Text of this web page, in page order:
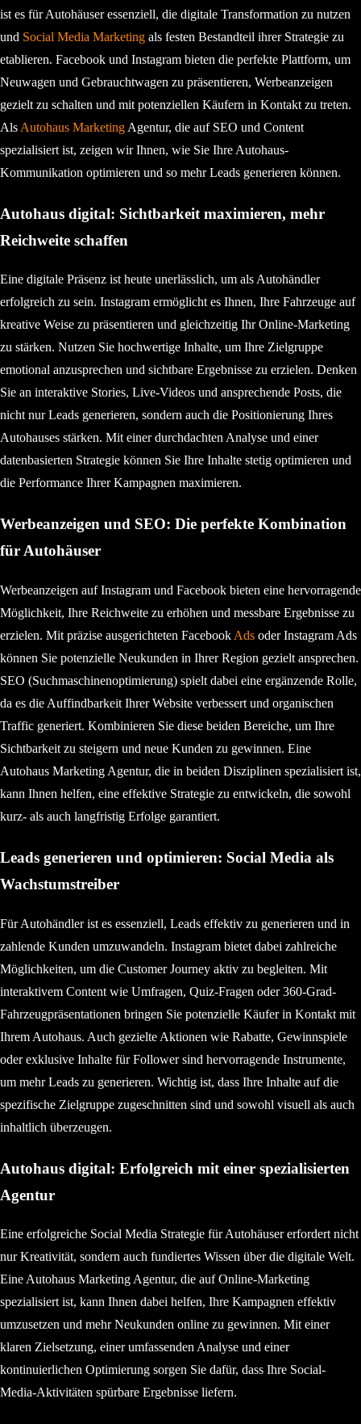
ist es für Autohäuser essenziell, die digitale Transformation zu nutzen
und Social Media Marketingals festen Bestandteil ihrer Strategie zu
etablieren. Facebook und Instagram bieten die perfekte Plattform, um
Neuwagen und Gebrauchtwagen zu präsentieren, Werbeanzeigen
gezielt zu schalten und mit potenziellen Käufern in Kontakt zu treten.
Als Autohaus MarketingAgentur, die auf SEO und Content
spezialisiert ist, zeigen wir Ihnen, wie Sie Ihre Autohaus-
Kommunikation optimieren und so mehr Leads generieren können.
Autohaus digital: Sichtbarkeit maximieren, mehr
Reichweite schaffen
Eine digitale Präsenz ist heute unerlässlich, um als Autohändler
erfolgreich zu sein. Instagram ermöglicht es Ihnen, Ihre Fahrzeuge auf
kreative Weise zu präsentieren und gleichzeitig Ihr Online-Marketing
zu stärken. Nutzen Sie hochwertige Inhalte, um Ihre Zielgruppe
emotional anzusprechen und sichtbare Ergebnisse zu erzielen. Denken
Sie an interaktive Stories, Live-Videos und ansprechende Posts, die
nicht nur Leads generieren, sondern auch die Positionierung Ihres
Autohauses stärken. Mit einer durchdachten Analyse und einer
datenbasierten Strategie können Sie Ihre Inhalte stetig optimieren und
die Performance Ihrer Kampagnen maximieren.
Werbeanzeigen und SEO: Die perfekte Kombination
für Autohäuser
Werbeanzeigen auf Instagram und Facebook bieten eine hervorragende
Möglichkeit, Ihre Reichweite zu erhöhen und messbare Ergebnisse zu
erzielen. Mit präzise ausgerichteten Facebook Adsoder Instagram Ads
können Sie potenzielle Neukunden in Ihrer Region gezielt ansprechen.
SEO (Suchmaschinenoptimierung) spielt dabei eine ergänzende Rolle,
da es die Auffindbarkeit Ihrer Website verbessert und organischen
Traffic generiert. Kombinieren Sie diese beiden Bereiche, um Ihre
Sichtbarkeit zu steigern und neue Kunden zu gewinnen. Eine
Autohaus Marketing Agentur, die in beiden Disziplinen spezialisiert ist,
kann Ihnen helfen, eine effektive Strategie zu entwickeln, die sowohl
kurz- als auch langfristig Erfolge garantiert.
Leads generieren und optimieren: Social Media als
Wachstumstreiber
Für Autohändler ist es essenziell, Leads effektiv zu generieren und in
zahlende Kunden umzuwandeln. Instagram bietet dabei zahlreiche
Möglichkeiten, um die Customer Journey aktiv zu begleiten. Mit
interaktivem Content wie Umfragen, Quiz-Fragen oder 360-Grad-
Fahrzeugpräsentationen bringen Sie potenzielle Käufer in Kontakt mit
Ihrem Autohaus. Auch gezielte Aktionen wie Rabatte, Gewinnspiele
oder exklusive Inhalte für Follower sind hervorragende Instrumente,
um mehr Leads zu generieren. Wichtig ist, dass Ihre Inhalte auf die
spezifische Zielgruppe zugeschnitten sind und sowohl visuell als auch
inhaltlich überzeugen.
Autohaus digital: Erfolgreich mit einer spezialisierten
Agentur
Eine erfolgreiche Social Media Strategie für Autohäuser erfordert nicht
nur Kreativität, sondern auch fundiertes Wissen über die digitale Welt.
Eine Autohaus Marketing Agentur, die auf Online-Marketing
spezialisiert ist, kann Ihnen dabei helfen, Ihre Kampagnen effektiv
umzusetzen und mehr Neukunden online zu gewinnen. Mit einer
klaren Zielsetzung, einer umfassenden Analyse und einer
kontinuierlichen Optimierung sorgen Sie dafür, dass Ihre Social-
Media-Aktivitäten spürbare Ergebnisse liefern.